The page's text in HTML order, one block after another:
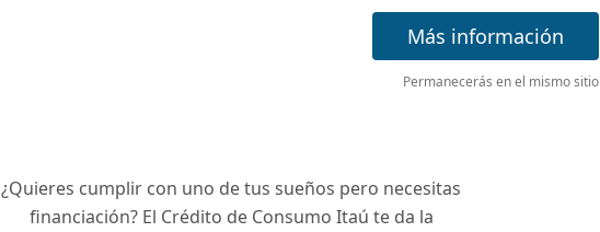
Más información
Permanecerás en el mismo sitio
¿Quieres cumplir con uno de tus sueños pero necesitas
financiación? El Crédito de Consumo Itaú te da la